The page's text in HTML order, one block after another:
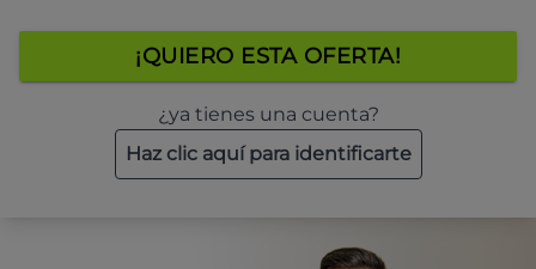
¡QUIERO ESTA OFERTA!
¿ya tienes una cuenta?
Haz clic aquí para identificarte